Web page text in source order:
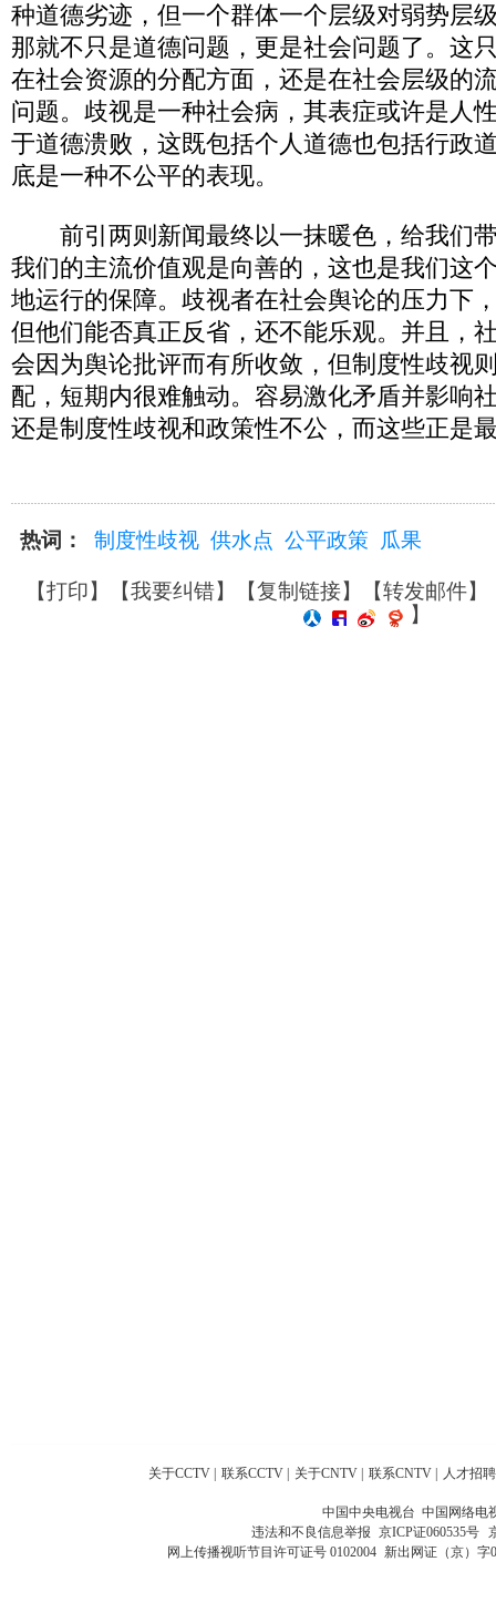
种道德劣迹，但一个群体一个层级对弱势层
那就不只是道德问题，更是社会问题了。这
在社会资源的分配方面，还是在社会层级的
问题。歧视是一种社会病，其表症或许是人
于道德溃败，这既包括个人道德也包括行政
底是一种不公平的表现。
前引两则新闻最终以一抹暖色，给我们
我们的主流价值观是向善的，这也是我们这
地运行的保障。歧视者在社会舆论的压力下
但他们能否真正反省，还不能乐观。并且，
会因为舆论批评而有所收敛，但制度性歧视
配，短期内很难触动。容易激化矛盾并影响
还是制度性歧视和政策性不公，而这些正是
热词： 制度性歧视 供水点 公平政策 瓜果
【打印】【我要纠错】【复制链接】【转发邮件】
】
关于CCTV 联系CCTV 关于CNTV 联系CNTV 人才招聘
中国中央电视台 中国网络电
违法和不良信息举报 京ICP证060535号
网上传播视听节目许可证号 0102004 新出网证（京）